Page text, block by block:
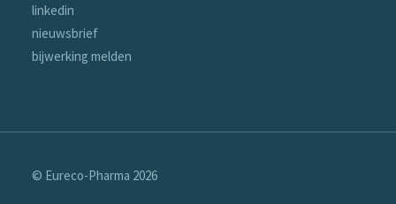
linkedin
nieuwsbrief
bijwerking melden
© Eureco-Pharma 2026